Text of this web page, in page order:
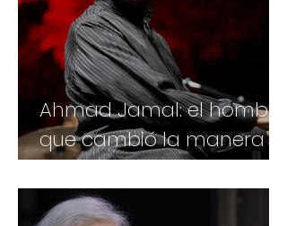
Ahmad Jamal: el hombre
que cambió la manera
de escuchar el tiempo